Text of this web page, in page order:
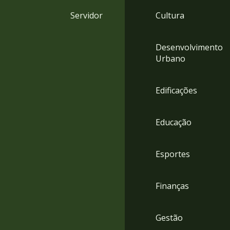
Servidor Cultura
Desenvolvimento
Urbano
Edificações
Educação
Esportes
Finanças
Gestão